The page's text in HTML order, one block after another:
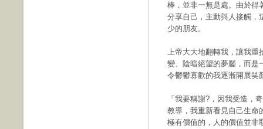
棒，並非一無是處。由於得
分享自己，主動與人接觸，
少的朋友。
上帝大大地翻轉我，讓我重
變、陰暗絕望的夢靨，而是
令鬱鬱寡歡的我逐漸開展笑
「我要稱謝?，因我受造，
教導，我重新看見自己生命
極有價值的，人的價值並非